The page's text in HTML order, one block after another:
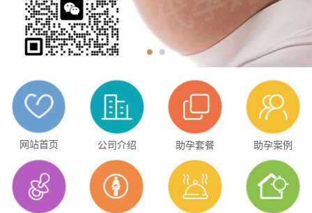
网站首页 公司介绍 助孕套餐 助孕案例